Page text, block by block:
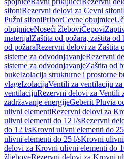
sifoniRezervni delovi za Cevni sifoni
Pužni sifoniPriborCevne obujmice
obujmiceNoseći žleboviČepovi
materijalZaštita od požara, zaštita
od požaraRezervni delovi za Zaštita
sisteme za odvodnjavanjeRezervni
sisteme za odvodnjavanjeZaštita od
bukeIzolacija strukturne i prostorne
vlageIzolacijaVentili za ventilaciju
ventilacijuRezervni delovi za Ventili
zadržavanje energijeGeberit Pluvia
ulivni elementiRezervni delovi za
ulivni elementi do 12 l/sRezervni
do 12 l/sKrovni ulivni elementi do
ulivni elementi do 25 l/sKrovni ulivni
delovi za Krovni ulivni elementi do
žljeboveRezervni delovi za Krovni